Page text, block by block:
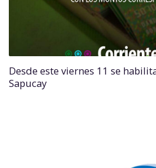
Desde este viernes 11 se
Sapucay